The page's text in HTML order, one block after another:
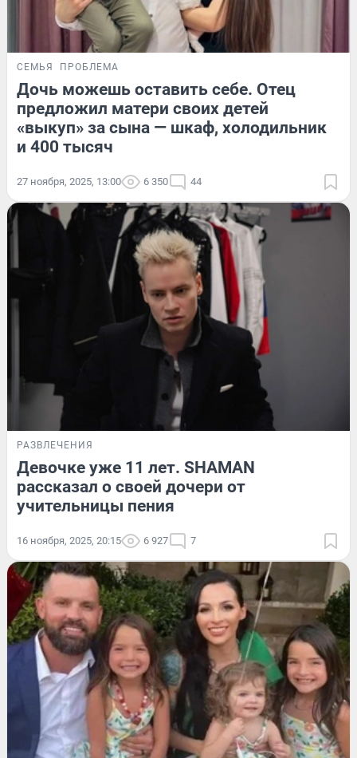
СЕМЬЯ ПРОБЛЕМА
Дочь можешь оставить себе. Отец
предложил матери своих детей
«выкуп» за сына — шкаф, холодильник
и 400 тысяч
27 ноября, 2025, 13:00 6 350 44
РАЗВЛЕЧЕНИЯ
Девочке уже 11 лет. SHAMAN
рассказал о своей дочери от
учительницы пения
16 ноября, 2025, 20:15 6 927 7